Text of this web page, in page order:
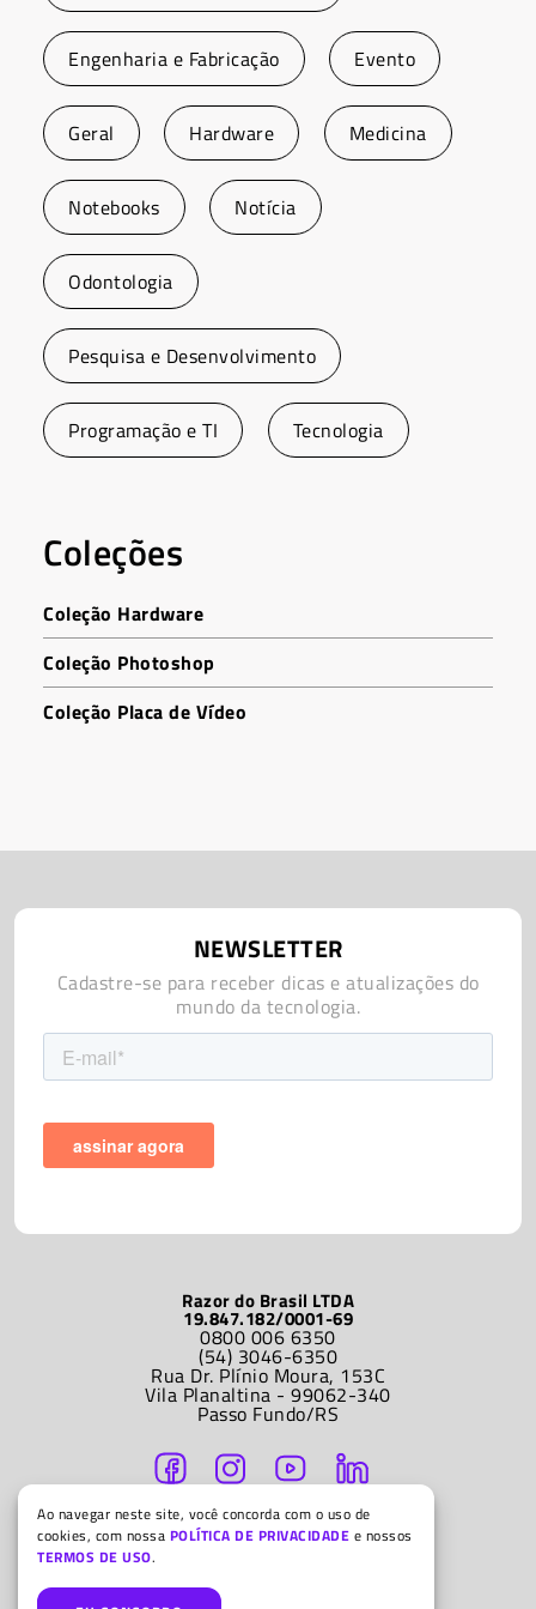
Engenharia e Fabricação Evento
Geral Hardware Medicina
Notebooks Notícia
Odontologia
Pesquisa e Desenvolvimento
Programação e TI Tecnologia
Coleções
Coleção Hardware
Coleção Photoshop
Coleção Placa de Vídeo
Razor do Brasil LTDA
19.847.182/0001-69
0800 006 6350
(54) 3046-6350
Rua Dr. Plínio Moura, 153C
Vila Planaltina - 99062-340
Passo Fundo/RS
ATENDIMENTO
Segunda a sexta-feira
NEWSLETTER
Cadastre-se para receber dicas e atualizações do
mundo da tecnologia.
Ao navegar neste site, você concorda com o uso de
cookies, com nossa POLÍTICA DE PRIVACIDADE e nossos
TERMOS DE USO.